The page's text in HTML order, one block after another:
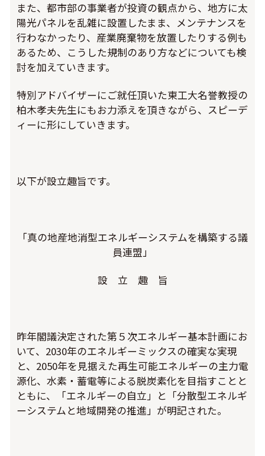
また、都市部の事業者が投資の観点から、地方に太
陽光パネルを乱雑に設置したまま、メンテナンスを
行わなかったり、産業廃棄物を放置したりする例も
あるため、こうした規制のあり方などについても検
討を加えていきます。
特別アドバイザーにご就任頂いた東工大名誉教授の
柏木孝夫先生にもお力添えを頂きながら、スピーデ
ィーに形にしていきます。
以下が設立趣旨です。
「真の地産地消型エネルギーシステムを構築する議
員連盟」
設 立 趣 旨
昨年閣議決定された第５次エネルギー基本計画にお
いて、2030年のエネルギーミックスの確実な実現
と、2050年を見据えた再生可能エネルギーの主力電
源化、水素・蓄電等による脱炭素化を目指すことと
ともに、「エネルギーの自立」と「分散型エネルギ
ーシステムと地域開発の推進」が明記された。